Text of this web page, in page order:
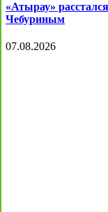
«Атырау»
Чебуриным
07.08.2026